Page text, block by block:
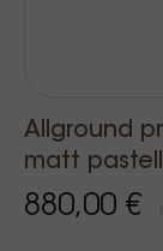
Allground
matt
880,00 €